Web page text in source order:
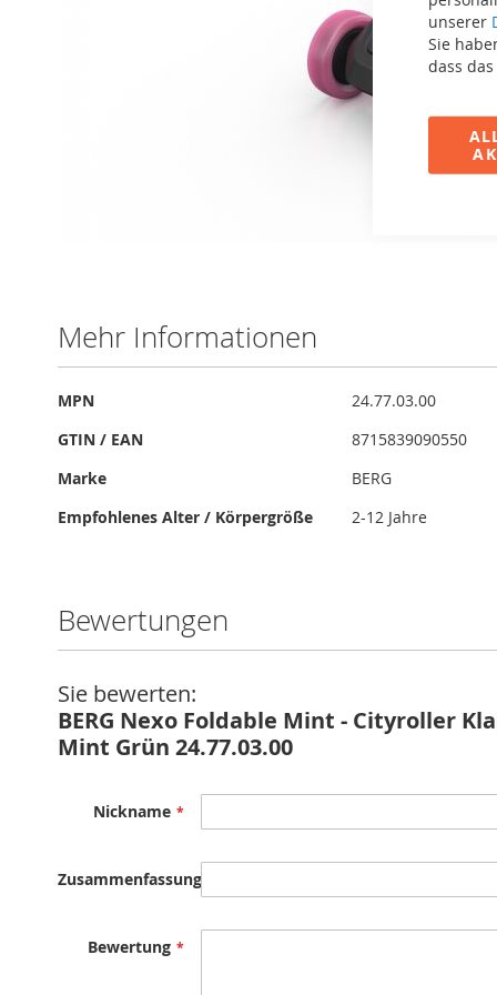
unserer
Sie
dass
springen
Mehr Informationen
Mehr
MPN
24.77.03.00
GTIN / EAN
8715839090550
Marke
BERG
Empfohlenes Alter / Körpergröße
2-12 Jahre
Bewertungen
Sie bewerten:
BERG Nexo Foldable Mint - Cityroller
Mint Grün 24.77.03.00
Nickname
Zusammenfassung
Bewertung